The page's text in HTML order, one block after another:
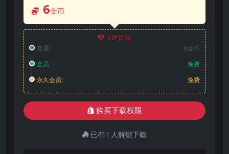
6金币
VIP折扣
普通:
6金币
会员:
免费
永久会员:
免费
购买下载权限
已有1 人解锁下载